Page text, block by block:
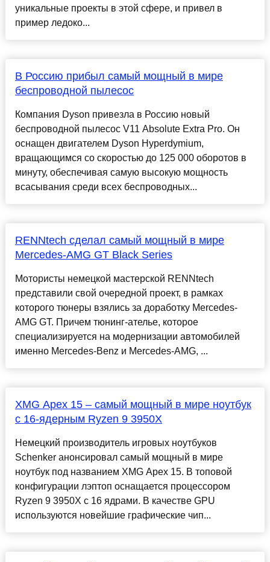
уникальные проекты в этой сфере, и привел в
пример ледоко...
В Россию прибыл самый мощный в мире
беспроводной пылесос
Компания Dyson привезла в Россию новый
беспроводной пылесос V11 Absolute Extra Pro. Он
оснащен двигателем Dyson Hyperdymium,
вращающимся со скоростью до 125 000 оборотов в
минуту, обеспечивая самую высокую мощность
всасывания среди всех беспроводных...
RENNtech сделал самый мощный в мире
Mercedes-AMG GT Black Series
Мотористы немецкой мастерской RENNtech
представили свой очередной проект, в рамках
которого тюнеры взялись за доработку Mercedes-
AMG GT. Причем тюнинг-ателье, которое
специализируется на модернизации автомобилей
именно Mercedes-Benz и Mercedes-AMG, ...
XMG Apex 15 – самый мощный в мире ноутбук
с 16-ядерным Ryzen 9 3950X
Немецкий производитель игровых ноутбуков
Schenker анонсировал самый мощный в мире
ноутбук под названием XMG Apex 15. В топовой
конфигурации лэптоп оснащается процессором
Ryzen 9 3950X с 16 ядрами. В качестве GPU
используются новейшие графические чип...